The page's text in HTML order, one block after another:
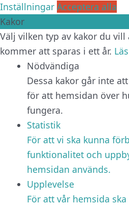
Inställningar Acceptera alla
Kakor
Välj vilken typ av kakor du vill
kommer att sparas i ett år.
Nödvändiga
Dessa kakor går inte
för att hemsidan över
fungera.
Statistik
För att vi ska kunna
funktionalitet och
hemsidan används.
Upplevelse
För att vår hemsida